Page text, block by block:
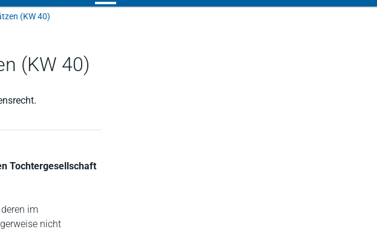
(KW 40)
(KW 40)
Tochtergesellschaft
im
nicht